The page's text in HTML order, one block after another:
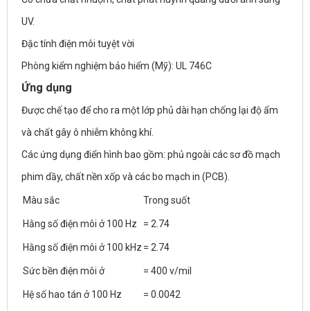
UV.
Đặc tính điện môi tuyệt vời
Phòng kiểm nghiệm bảo hiểm (Mỹ): UL 746C
Ứng dụng
Được chế tạo để cho ra một lớp phủ dài hạn chống lại độ ẩm
và chất gây ô nhiễm không khí.
Các ứng dụng điển hình bao gồm: phủ ngoài các sơ đồ mạch
phim dầy, chất nền xốp và các bo mạch in (PCB).
Màu sắc Trong suốt
Hằng số điện môi ở 100 Hz = 2.74
Hằng số điện môi ở 100 kHz = 2.74
Sức bền điện môi ở = 400 v/mil
Hệ số hao tán ở 100 Hz = 0.0042